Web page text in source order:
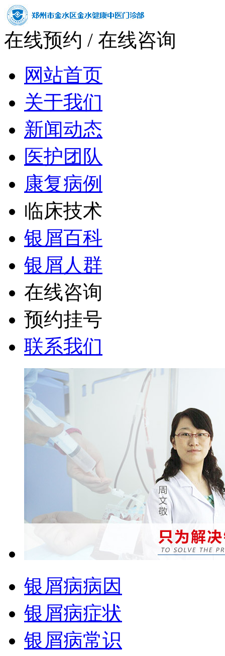
在线预约 / 在线咨询
网站首页
关于我们
新闻动态
医护团队
康复病例
临床技术
银屑百科
银屑人群
在线咨询
预约挂号
联系我们
银屑病病因
银屑病症状
银屑病常识